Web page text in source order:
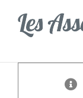
contenu